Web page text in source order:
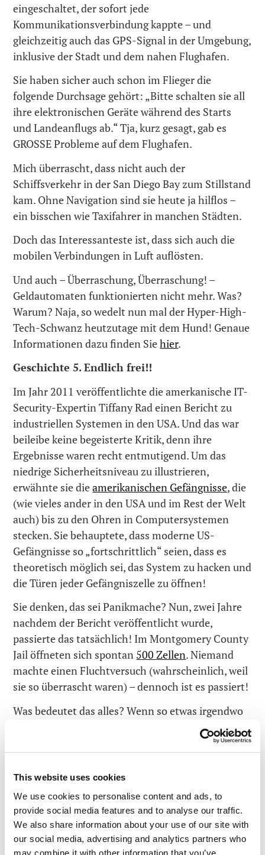
This website uses cookies
We use cookies to personalise content and ads, to
provide social media features and to analyse our traffic.
We also share information about your use of our site with
our social media, advertising and analytics partners who
may combine it with other information that you’ve
eingeschaltet, der sofort jede
Kommunikationsverbindung kappte – und
gleichzeitig auch das GPS-Signal in der Umgebung,
inklusive der Stadt und dem nahen Flughafen.
Sie haben sicher auch schon im Flieger die
folgende Durchsage gehört: „Bitte schalten sie all
ihre elektronischen Geräte während des Starts
und Landeanflugs ab.“ Tja, kurz gesagt, gab es
GROSSE Probleme auf dem Flughafen.
Mich überrascht, dass nicht auch der
Schiffsverkehr in der San Diego Bay zum Stillstand
kam. Ohne Navigation sind sie heute ja hilflos –
ein bisschen wie Taxifahrer in manchen Städten.
Doch das Interessanteste ist, dass sich auch die
mobilen Verbindungen in Luft auflösten.
Und auch – Überraschung, Überraschung! –
Geldautomaten funktionierten nicht mehr. Was?
Warum? Naja, so wedelt nun mal der Hyper-High-
Tech-Schwanz heutzutage mit dem Hund! Genaue
Informationen dazu finden Siehier.
Geschichte 5. Endlich frei!!
Im Jahr 2011 veröffentlichte die amerkanische IT-
Security-Expertin Tiffany Rad einen Bericht zu
industriellen Systemen in den USA. Und das war
beileibe keine begeisterte Kritik, denn ihre
Ergebnisse waren recht entmutigend. Um das
niedrige Sicherheitsniveau zu illustrieren,
erwähnte sie dieamerikanischen Gefängnisse, die
(wie vieles ander in den USA und im Rest der Welt
auch) bis zu den Ohren in Computersystemen
stecken. Sie behauptete, dass moderne US-
Gefängnisse so „fortschrittlich“ seien, dass es
theoretisch möglich sei, das System zu hacken und
die Türen jeder Gefängniszelle zu öffnen!
Sie denken, das sei Panikmache? Nun, zwei Jahre
nachdem der Bericht veröffentlicht wurde,
passierte das tatsächlich! Im Montgomery County
Jail öffneten sich spontan 500 Zellen. Niemand
machte einen Fluchtversuch (wahrscheinlich, weil
sie so überrascht waren) – dennoch ist es passiert!
Was bedeutet das alles? Wenn so etwas irgendwo
in Sibiren passiert, wo sich der Wald 1.000
Kilometer in alle Richtungen erstreckt, ist das
etwas in einem dicht besiedelten Gebiet passiert?
Aber es gibt auch noch gute Nachrichten. Denn die
Autorin des Berichts, Tiffany Rad, ist gerade zu
unserem Unternehmen gestoßen. Wir heißen eine
weitere Kassandra in unserem netten Team